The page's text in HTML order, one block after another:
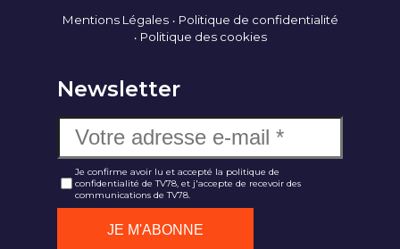
Mentions Légales
Politique de confidentialité
Politique des cookies
Newsletter
Je confirme avoir lu et accepté la politique de
confidentialité de TV78, et j'accepte de recevoir des
communications de TV78.